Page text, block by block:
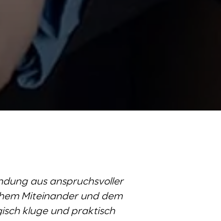
aus anspruchsvoller
Miteinander und dem
kluge und praktisch